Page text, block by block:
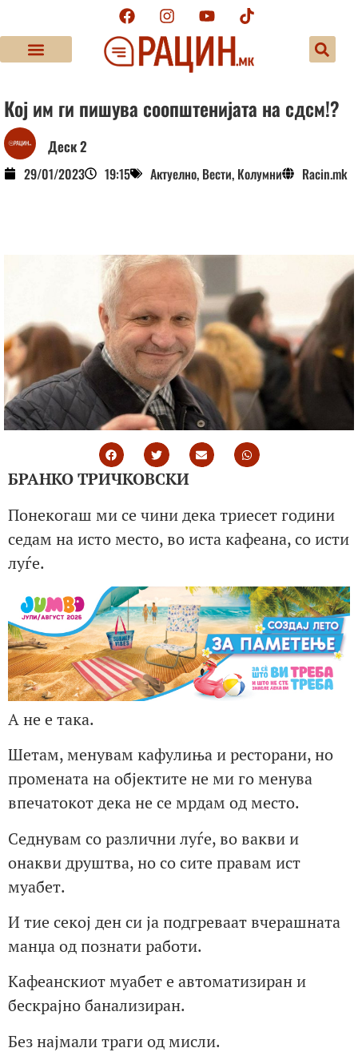
Кој им ги пишува соопштенијата на сдсм!?
Деск 2
29/01/2023 19:15 Актуелно, Вести, Колумни Racin.mk
БРАНКО ТРИЧКОВСКИ
Понекогаш ми се чини дека триесет години
седам на исто место, во иста кафеана, со исти
луѓе.
А не е така.
Шетам, менувам кафулиња и ресторани, но
промената на објектите не ми го менува
впечатокот дека не се мрдам од место.
Седнувам со различни луѓе, во вакви и
онакви друштва, но со сите правам ист
муабет.
И тие секој ден си ја подгреваат вчерашната
манџа од познати работи.
Кафеанскиот муабет е автоматизиран и
бескрајно банализиран.
Без најмали траги од мисли.